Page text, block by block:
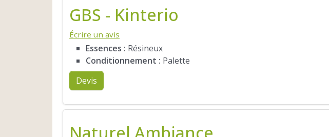
GBS - Kinterio
Écrire un avis
Essences : Résineux
Conditionnement : Palette
Devis
Naturel Ambiance